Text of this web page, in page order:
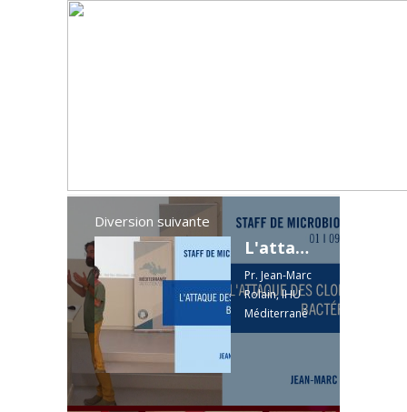
Diversion suivante
L'attaque des clones... bactériens
Pr. Jean-Marc
Rolain, IHU
Méditerrané
e Infection